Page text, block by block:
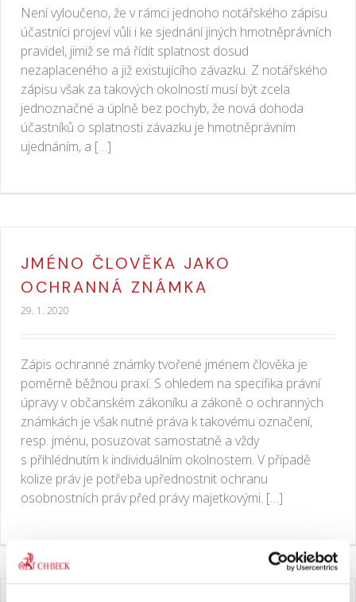
Není vyloučeno, že v rámci jednoho notářského zápisu
účastníci projeví vůli i ke sjednání jiných hmotněprávních
pravidel, jimiž se má řídit splatnost dosud
nezaplaceného a již existujícího závazku. Z notářského
zápisu však za takových okolností musí být zcela
jednoznačné a úplně bez pochyb, že nová dohoda
účastníků o splatnosti závazku je hmotněprávním
ujednáním, a […]
JMÉNO ČLOVĚKA JAKO
OCHRANNÁ ZNÁMKA
29. 1. 2020
Zápis ochranné známky tvořené jménem člověka je
poměrně běžnou praxí. S ohledem na specifika právní
úpravy v občanském zákoníku a zákoně o ochranných
známkách je však nutné práva k takovému označení,
resp. jménu, posuzovat samostatně a vždy
s přihlédnutím k individuálním okolnostem. V případě
kolize práv je potřeba upřednostnit ochranu
osobnostních práv před právy majetkovými. […]